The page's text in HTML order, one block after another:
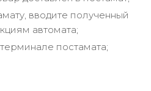
вводите полученный
автомата;
постамата;